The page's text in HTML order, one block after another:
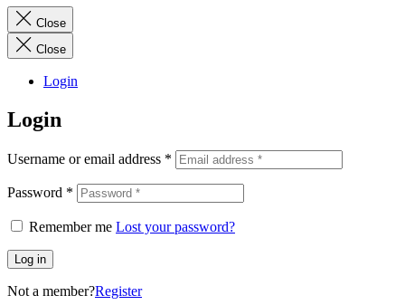
Close
Close
Login
Login
Username or email address *
Password *
Remember me Lost your password?
Log in
Not a member?Register